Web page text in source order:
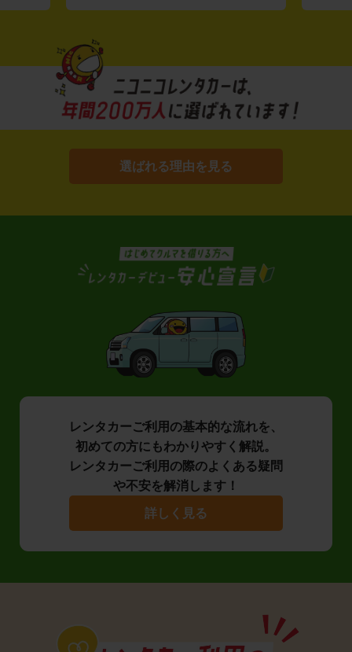
選ばれる理由を見る
レンタカーご利用の基本的な流れを、
初めての方にもわかりやすく解説。
レンタカーご利用の際のよくある疑問
や不安を解消します！
詳しく見る